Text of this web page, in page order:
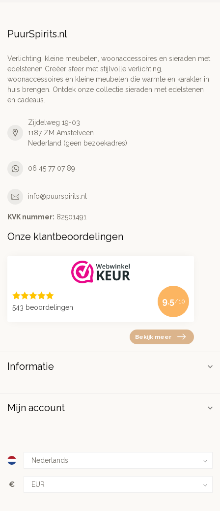
PuurSpirits.nl
Verlichting, kleine meubelen, woonaccessoires en sieraden met
edelstenen Creëer sfeer met stijlvolle verlichting,
woonaccessoires en kleine meubelen die warmte en karakter in
huis brengen. Ontdek onze collectie sieraden met edelstenen
en cadeaus.
Zijdelweg 19-03
1187 ZM Amstelveen
Nederland (geen bezoekadres)
06 45 77 07 89
info@puurspirits.nl
KVK nummer: 82501491
Onze klantbeoordelingen
543 beoordelingen
9.5/10
Bekijk meer
Informatie
Mijn account
€